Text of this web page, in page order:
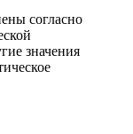
согласно
значения